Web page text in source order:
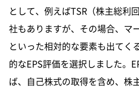
として、例えばTSR（株主総利
社もありますが、その場合、マ
といった相対的な要素も出てく
的なEPS評価を選択しました。
ば、自己株式の取得を含め、株